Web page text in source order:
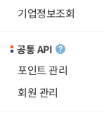
기업정보조회
공통 API
포인트 관리
회원 관리